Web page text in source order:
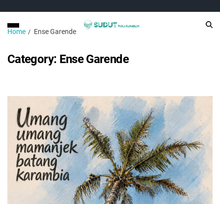
Home Ense Garende
Category: Ense Garende